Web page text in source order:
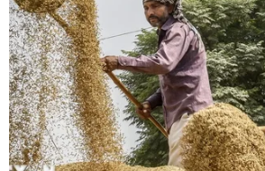
Chuyên gia quân sự Mỹ cho rằng
diệt xe bọc thép của Ukraine thông
công bằng thiết bị bay không người
binh và không quân.